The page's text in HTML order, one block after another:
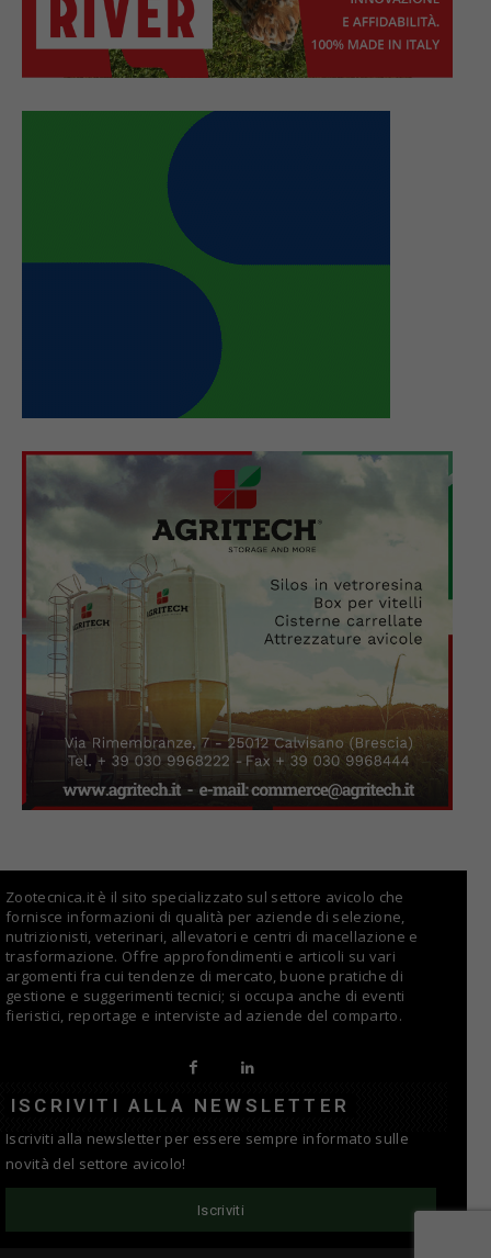
Zootecnica.it è il sito specializzato sul settore avicolo che
fornisce informazioni di qualità per aziende di selezione,
nutrizionisti, veterinari, allevatori e centri di macellazione e
trasformazione. Offre approfondimenti e articoli su vari
argomenti fra cui tendenze di mercato, buone pratiche di
gestione e suggerimenti tecnici; si occupa anche di eventi
fieristici, reportage e interviste ad aziende del comparto.
ISCRIVITI ALLA NEWSLETTER
Iscriviti alla newsletter per essere sempre informato sulle
novità del settore avicolo!
Iscriviti